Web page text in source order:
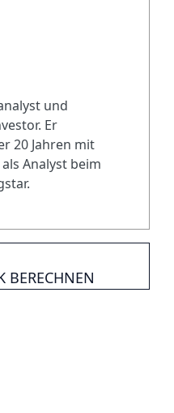
und
Er
20 Jahren mit
Analyst beim
BERECHNEN